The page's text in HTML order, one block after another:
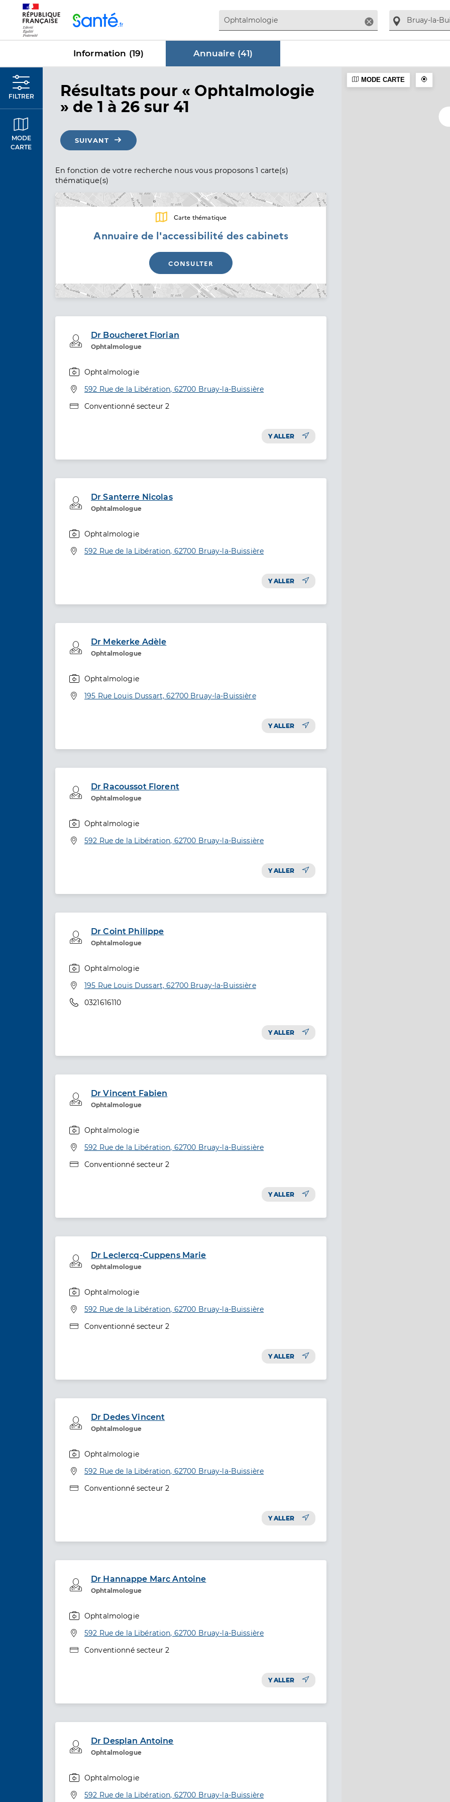
Supprimer
Information (19) Annuaire (41)
FILTRER
MODE
CARTE
Résultats dans Annuaire
pour « Ophtalmologie
» de 1 à 26 sur 41
SUIVANT
En fonction de votre recherche nous vous proposons 1 carte(s)
thématique(s)
Annuaire de l'accessibilité des cabinets
Carte thématique
CONSULTER
Dr Boucheret Florian
Ophtalmologue
Professionel de santé
Ophtalmologie
Adresse
592 Rue de la Libération, 62700 Bruay-la-Buissière
Type de convention
Conventionné secteur 2
Y ALLER
Dr Santerre Nicolas
Ophtalmologue
Professionel de santé
Ophtalmologie
Adresse
592 Rue de la Libération, 62700 Bruay-la-Buissière
Y ALLER
Dr Mekerke Adèle
Ophtalmologue
Professionel de santé
Ophtalmologie
Adresse
195 Rue Louis Dussart, 62700 Bruay-la-Buissière
Y ALLER
Dr Racoussot Florent
Ophtalmologue
Professionel de santé
Ophtalmologie
Adresse
592 Rue de la Libération, 62700 Bruay-la-Buissière
Y ALLER
Dr Coint Philippe
Ophtalmologue
Professionel de santé
Ophtalmologie
Adresse
195 Rue Louis Dussart, 62700 Bruay-la-Buissière
Téléphone
0321616110
Y ALLER
Dr Vincent Fabien
Ophtalmologue
Professionel de santé
Ophtalmologie
Adresse
592 Rue de la Libération, 62700 Bruay-la-Buissière
Type de convention
Conventionné secteur 2
Y ALLER
Dr Leclercq-Cuppens Marie
Ophtalmologue
Professionel de santé
Ophtalmologie
Adresse
592 Rue de la Libération, 62700 Bruay-la-Buissière
Type de convention
Conventionné secteur 2
Y ALLER
Dr Dedes Vincent
Ophtalmologue
Professionel de santé
Ophtalmologie
Adresse
592 Rue de la Libération, 62700 Bruay-la-Buissière
Type de convention
Conventionné secteur 2
Y ALLER
Dr Hannappe Marc Antoine
Ophtalmologue
Professionel de santé
Ophtalmologie
Adresse
592 Rue de la Libération, 62700 Bruay-la-Buissière
Type de convention
Conventionné secteur 2
Y ALLER
Dr Desplan Antoine
Ophtalmologue
Professionel de santé
Ophtalmologie
Adresse
592 Rue de la Libération, 62700 Bruay-la-Buissière
MODE CARTE
Panneau de gestion des cookies